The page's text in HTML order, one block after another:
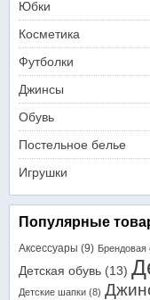
Юбки
Косметика
Футболки
Джинсы
Обувь
Постельное белье
Игрушки
Популярные
Аксессуары (9) Брендовая
Детская обувь (13)
Детские шапки (8)